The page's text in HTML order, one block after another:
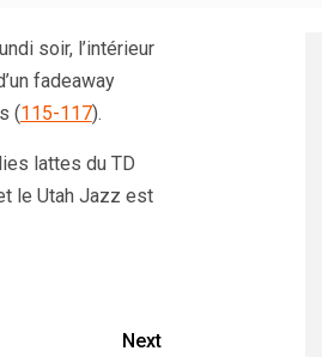
soir, l’intérieur
fadeaway
(115-117).
lattes du TD
le Utah Jazz est
Next